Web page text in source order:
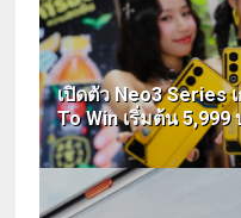
เปิดตัว Neo3 Series
To Win เริ่มต้น 5,999